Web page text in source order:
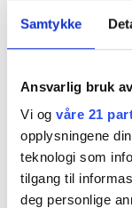
Samtykke
Ansvarlig bruk
Vi og våre 21
opplysningene
teknologi som
tilgang til
deg personlige
rettferdighet
tid handler om
Kravet til å
samtidig,
primært til en
økonomisk) i